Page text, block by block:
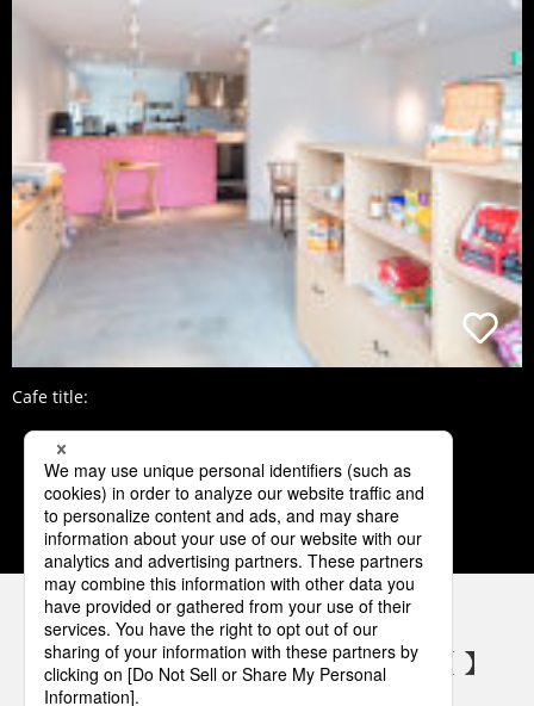
Cafe title:
2 3 4 5 6
パナソニックの電気設備 SNSアカウント